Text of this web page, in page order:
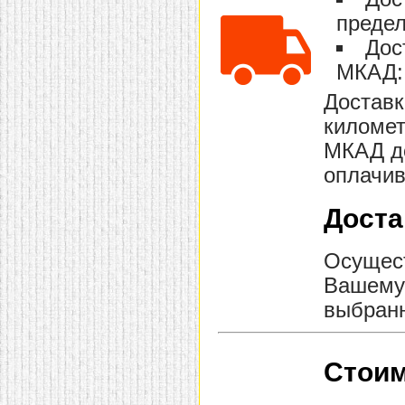
домашнем использовании.
Эта мебель имеет
некоторые преимущества
перед той же стенкой для
гостиной, к примеру,
поскольку она более
легкая и не загромождает
пространство. В спальне
этот предмет можно
поставить у изголовья
кровати, чтобы заполнить
пустующее там
место. Также стеллажи
очень часто используют в
качестве разграничителей
комнаты, например, на
рабочую зону и
пространство для отдыха.
Особенно это актуально
для однокомнатных
квартир.
МКАД:
МКАД
Вашему